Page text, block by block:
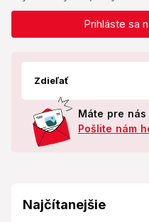
Prihláste sa
Zdieľať
Máte pre nás
Pošlite nám
Najčítanejšie